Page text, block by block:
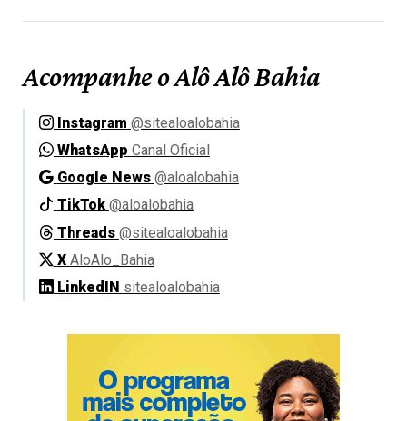
Acompanhe o Alô Alô Bahia
Instagram @sitealoalobahia
WhatsApp Canal Oficial
Google News @aloalobahia
TikTok @aloalobahia
Threads @sitealoalobahia
X AloAlo_Bahia
LinkedIN sitealoalobahia